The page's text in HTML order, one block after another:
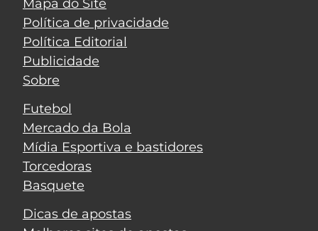
Mapa do Site
Política de privacidade
Política Editorial
Publicidade
Sobre
Futebol
Mercado da Bola
Mídia Esportiva e bastidores
Torcedoras
Basquete
Dicas de apostas